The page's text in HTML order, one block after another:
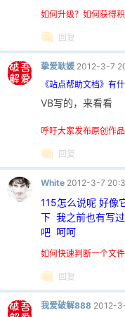
如何升级？如何获得
回复
挚爱耿媛 2012-3-7
《站点帮助文档》有
VB写的，来看看
呼吁大家发布原创作
回复
White 2012-3-7
115怎么说呢 好像
下 我之前也有写
吧 呵呵
如何快速判断一个文件
回复
我爱破解888 2012-